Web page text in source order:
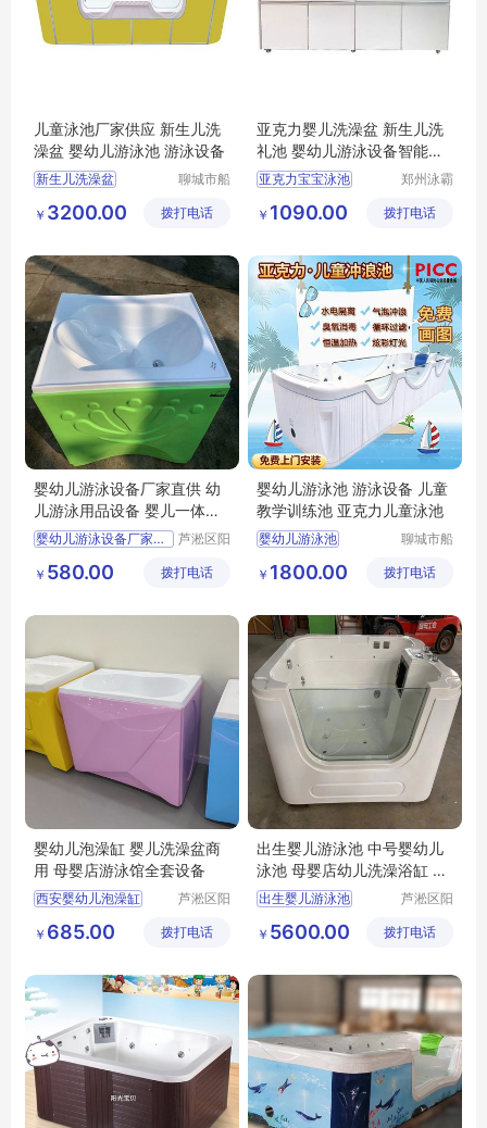
儿童泳池厂家供应 新生儿洗
澡盆 婴幼儿游泳池 游泳设备
新生儿洗澡盆
儿童游泳设备
聊城市船
乐设备有
￥ 3200.00 拨打电话
亚克力婴儿洗澡盆 新生儿洗
礼池 婴幼儿游泳设备智能恒
温
亚克力宝宝泳池
婴幼儿亚克力泳池
郑州泳霸
有限公司
￥ 1090.00 拨打电话
婴幼儿游泳设备厂家直供 幼
儿游泳用品设备 婴儿一体式
洗澡盆
婴幼儿游泳设备厂家直销
婴儿一体式洗澡盆
芦淞区阳
童游泳馆
￥ 580.00 拨打电话
婴幼儿游泳池 游泳设备 儿童
教学训练池 亚克力儿童泳池
婴幼儿游泳池
儿童教学训练游泳池
亚克力儿童游泳池
聊城市船
乐设备有
￥ 1800.00 拨打电话
婴幼儿泡澡缸 婴儿洗澡盆商
用 母婴店游泳馆全套设备
西安婴幼儿泡澡缸
母婴店游泳馆全套设备
芦淞区阳
童游泳馆
￥ 685.00 拨打电话
出生婴儿游泳池 中号婴幼儿
泳池 母婴店幼儿洗澡浴缸 水
育设备
出生婴儿游泳池
母婴店幼儿洗澡浴缸
芦淞区阳
童游泳馆
￥ 5600.00 拨打电话